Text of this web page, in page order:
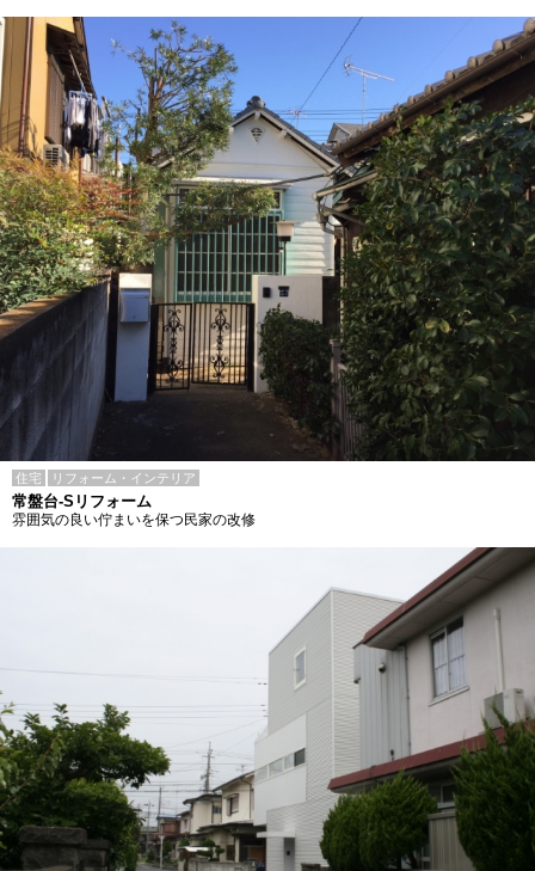
住宅 リフォーム・インテリア
常盤台-Sリフォーム
雰囲気の良い佇まいを保つ民家の改修